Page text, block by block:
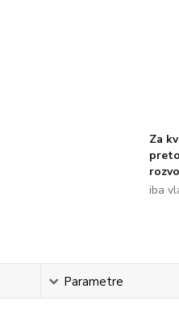
Za
iba
Parametre